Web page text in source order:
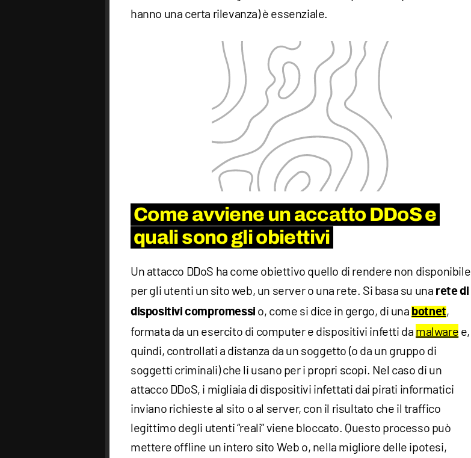
hanno una certa rilevanza) è essenziale.
Come avviene un accatto DDoS e
quali sono gli obiettivi
Un attacco DDoS ha come obiettivo quello di rendere non disponibile
per gli utenti un sito web, un server o una rete. Si basa su una rete di
dispositivi compromessi o, come si dice in gergo, di unabotnet,
formata da un esercito di computer e dispositivi infetti da malware e,
quindi, controllati a distanza da un soggetto (o da un gruppo di
soggetti criminali) che li usano per i propri scopi. Nel caso di un
attacco DDoS, i migliaia di dispositivi infettati dai pirati informatici
inviano richieste al sito o al server, con il risultato che il traffico
legittimo degli utenti “reali” viene bloccato. Questo processo può
mettere offline un intero sito Web o, nella migliore delle ipotesi,